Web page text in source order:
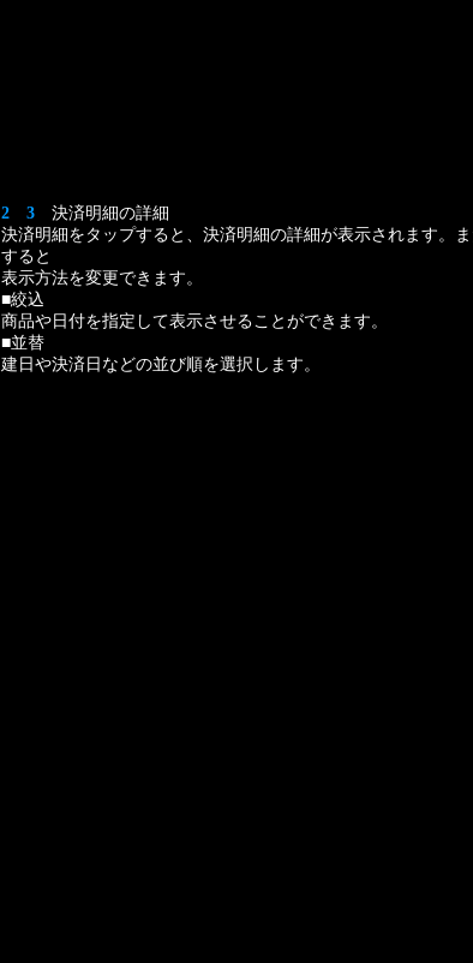
2 3 決済明細の詳細
決済明細をタップすると、決済明細の詳細が表示されます。ま
すると
表示方法を変更できます。
■絞込
商品や日付を指定して表示させることができます。
■並替
建日や決済日などの並び順を選択します。